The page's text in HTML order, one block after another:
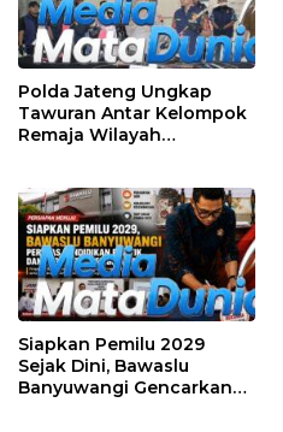
Polda Jateng Ungkap
Tawuran Antar Kelompok
Remaja Wilayah
Siapkan Pemilu 2029
Sejak Dini, Bawaslu
Banyuwangi Gencarkan